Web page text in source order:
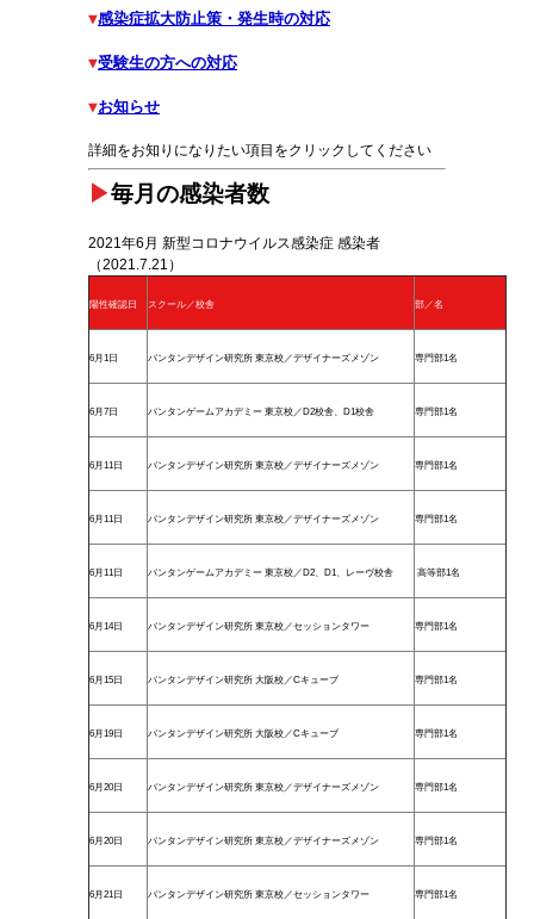
▼感染症拡大防止策・発生時の対応
▼受験生の方への対応
▼お知らせ
詳細をお知りになりたい項目をクリックしてください
▶毎月の感染者数
2021年6月 新型コロナウイルス感染症 感染者
（2021.7.21）
陽性確認日 スクール／校舎 部／名
6月1日 バンタンデザイン研究所 東京校／デザイナーズメゾン 専門部1名
6月7日 バンタンゲームアカデミー 東京校／D2校舎、D1校舎 専門部1名
6月11日 バンタンデザイン研究所 東京校／デザイナーズメゾン 専門部1名
6月11日 バンタンデザイン研究所 東京校／デザイナーズメゾン 専門部1名
6月11日 バンタンゲームアカデミー 東京校／D2、D1、レーヴ校舎 高等部1名
6月14日 バンタンデザイン研究所 東京校／セッションタワー 専門部1名
6月15日 バンタンデザイン研究所 大阪校／Cキューブ 専門部1名
6月19日 バンタンデザイン研究所 大阪校／Cキューブ 専門部1名
6月20日 バンタンデザイン研究所 東京校／デザイナーズメゾン 専門部1名
6月20日 バンタンデザイン研究所 東京校／デザイナーズメゾン 専門部1名
6月21日 バンタンデザイン研究所 東京校／セッションタワー 専門部1名